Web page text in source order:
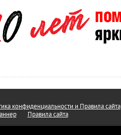
конфиденциальности и Правила сайта
Правила сайта